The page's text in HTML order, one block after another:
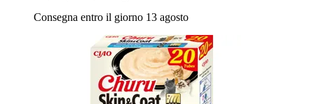
Consegna entro il giorno 13 agosto